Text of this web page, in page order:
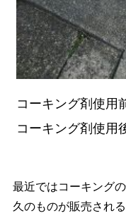
コーキング剤使用
コーキング剤使用
最近ではコーキング
久のものが販売され